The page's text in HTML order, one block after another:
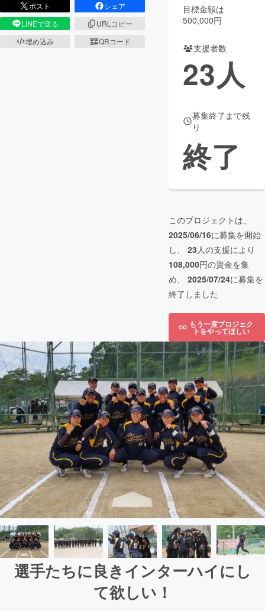
CAMPFIRE for Social Good CAMPFIRE Creation
CAMPFIREふるさと納税
コミュニティ
ポスト
シェア
LINEで送る
URLコピー
埋め込み
QRコード
目標金額は
500,000円
支援者数
23人
募集終了まで残
り
終了
このプロジェクトは、
2025/06/16に募集を開始
し、 23人の支援により
108,000円の資金を集
め、 2025/07/24に募集を
終了しました
もう一度プロジェク
トをやってほしい
選手たちに良きインターハイにし
て欲しい！